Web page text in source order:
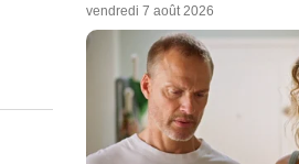
vendredi 7 août 2026